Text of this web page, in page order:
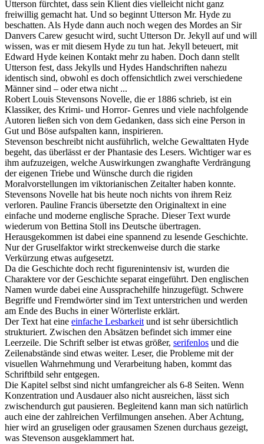
Utterson fürchtet, dass sein Klient dies vielleicht nicht ganz
freiwillig gemacht hat. Und so beginnt Utterson Mr. Hyde zu
beschatten. Als Hyde dann auch noch wegen des Mordes an Sir
Danvers Carew gesucht wird, sucht Utterson Dr. Jekyll auf und will
wissen, was er mit diesem Hyde zu tun hat. Jekyll beteuert, mit
Edward Hyde keinen Kontakt mehr zu haben. Doch dann stellt
Utterson fest, dass Jekylls und Hydes Handschriften nahezu
identisch sind, obwohl es doch offensichtlich zwei verschiedene
Männer sind – oder etwa nicht ...
Robert Louis Stevensons Novelle, die er 1886 schrieb, ist ein
Klassiker, des Krimi- und Horror- Genres und viele nachfolgende
Autoren ließen sich von dem Gedanken, dass sich eine Person in
Gut und Böse aufspalten kann, inspirieren.
Stevenson beschreibt nicht ausführlich, welche Gewalttaten Hyde
begeht, das überlässt er der Phantasie des Lesers. Wichtiger war es
ihm aufzuzeigen, welche Auswirkungen zwanghafte Verdrängung
der eigenen Triebe und Wünsche durch die rigiden
Moralvorstellungen im viktorianischen Zeitalter haben konnte.
Stevensons Novelle hat bis heute noch nichts von ihrem Reiz
verloren. Pauline Francis übersetzte den Originaltext in eine
einfache und moderne englische Sprache. Dieser Text wurde
wiederum von Bettina Stoll ins Deutsche übertragen.
Herausgekommen ist dabei eine spannend zu lesende Geschichte.
Nur der Gruselfaktor wirkt streckenweise durch die starke
Verkürzung etwas aufgesetzt.
Da die Geschichte doch recht figurenintensiv ist, wurden die
Charaktere vor der Geschichte separat eingeführt. Den englischen
Namen wurde dabei eine Aussprachehilfe hinzugefügt. Schwere
Begriffe und Fremdwörter sind im Text unterstrichen und werden
am Ende des Buchs in einer Wörterliste erklärt.
Der Text hat eine einfache Lesbarkeit und ist sehr übersichtlich
strukturiert. Zwischen den Absätzen befindet sich immer eine
Leerzeile. Die Schrift selber ist etwas größer, serifenlos und die
Zeilenabstände sind etwas weiter. Leser, die Probleme mit der
visuellen Wahrnehmung und Verarbeitung haben, kommt das
Schriftbild sehr entgegen.
Die Kapitel selbst sind nicht umfangreicher als 6-8 Seiten. Wenn
Konzentration und Ausdauer also nicht ausreichen, lässt sich
zwischendurch gut pausieren. Begleitend kann man sich natürlich
auch eine der zahlreichen Verfilmungen ansehen. Aber Achtung,
hier wird an gruseligen oder grausamen Szenen durchaus gezeigt,
was Stevenson ausgeklammert hat.